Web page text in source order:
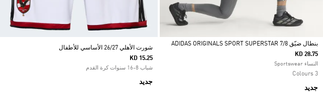
Selected
بنطال ضيّق ADIDAS ORIGINALS SPORT SUPERSTAR 7/8
KD 28.75
النساء Sportswear
3 Colours
جديد
شورت الأهلي 26/27 الأساسي للأطفال
KD 15.25
شباب 8-16 سنوات كرة القدم
جديد